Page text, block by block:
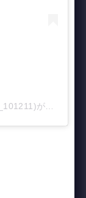
ェアした投稿